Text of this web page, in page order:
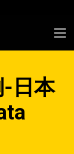
日本